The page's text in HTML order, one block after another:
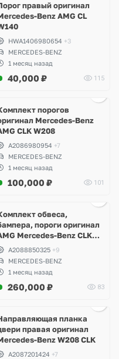
правый оригинал
Benz AMG CL
HWA1406980654 +3
MERCEDES-BENZ
1 месяц назад
40,000 ₽ 115
порогов
Mercedes-Benz
CLK W208
A2086980954 +7
MERCEDES-BENZ
1 месяц назад
100,000 ₽ 101
обвеса,
пороги оригинал
Mercedes-Benz CLK
A2088850325 +9
MERCEDES-BENZ
1 месяц назад
260,000 ₽ 83
планка
правая оригинал
Benz W208 CLK
A2087201424 +7